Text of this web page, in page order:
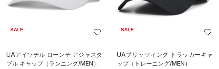
SALE
UAアイソチル ローンチ アジャスタ
ブル キャップ（ランニング/MEN）
SALE
UAブリッツィング トラッカーキャ
ップ（トレーニング/MEN）